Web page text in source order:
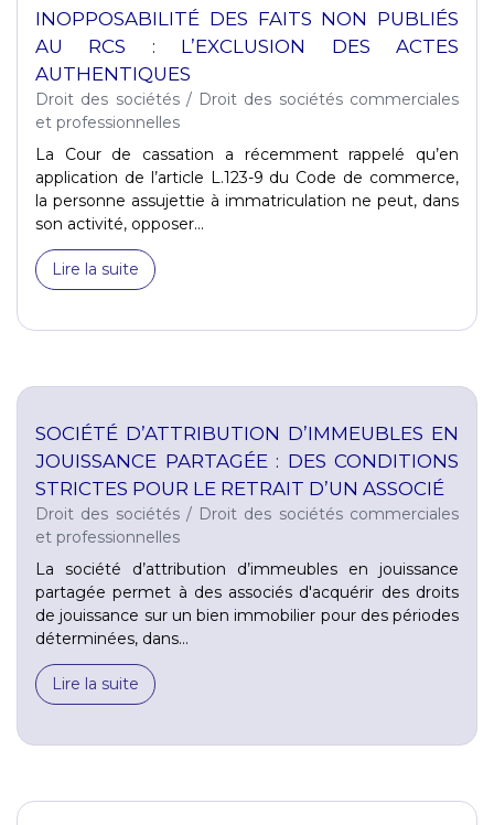
INOPPOSABILITÉ DES FAITS NON PUBLIÉS
AU RCS : L’EXCLUSION DES ACTES
AUTHENTIQUES
Droit des sociétés/ Droit des sociétés commerciales
et professionnelles
La Cour de cassation a récemment rappelé qu’en
application de l’article L.123-9 du Code de commerce,
la personne assujettie à immatriculation ne peut, dans
son activité, opposer...
Lire la suite
SOCIÉTÉ D’ATTRIBUTION D’IMMEUBLES EN
JOUISSANCE PARTAGÉE : DES CONDITIONS
STRICTES POUR LE RETRAIT D’UN ASSOCIÉ
Droit des sociétés/ Droit des sociétés commerciales
et professionnelles
La société d’attribution d’immeubles en jouissance
partagée permet à des associés d'acquérir des droits
de jouissance sur un bien immobilier pour des périodes
déterminées, dans...
Lire la suite